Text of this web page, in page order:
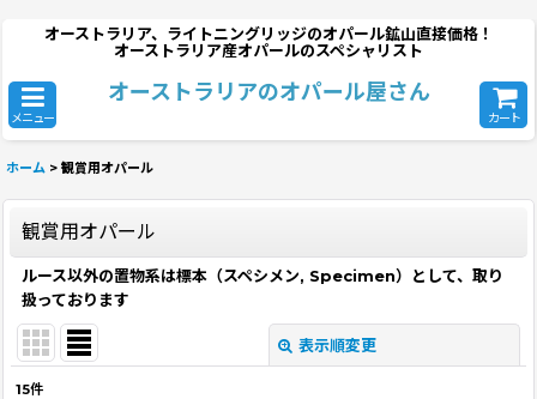
オーストラリア、ライトニングリッジのオパール鉱山直接価格！
オーストラリア産オパールのスペシャリスト
メニュー
オーストラリアのオパール屋さん
カート
ホーム > 観賞用オパール
観賞用オパール
ルース以外の置物系は標本（スペシメン, Specimen）として、取り
扱っております
表示順変更
15件